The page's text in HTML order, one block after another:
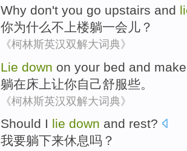
Why don't you go upstairs and
你为什么不 上楼躺一会儿 ？
《柯林斯英汉双解大词典》
Lie down on your bed and make
躺在床上让你自己舒服些。
《柯林斯英汉双解大词典》
Should I lie down and rest?
我要躺下来休息吗？